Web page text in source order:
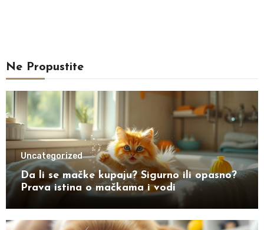
Ne Propustite
Uncategorized
Da li se mačke kupaju? Sigurno ili opasno?
Prava istina o mačkama i vodi